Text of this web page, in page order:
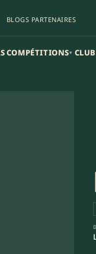
BLOGS PARTENAIRES
COMPÉTITIONS▾